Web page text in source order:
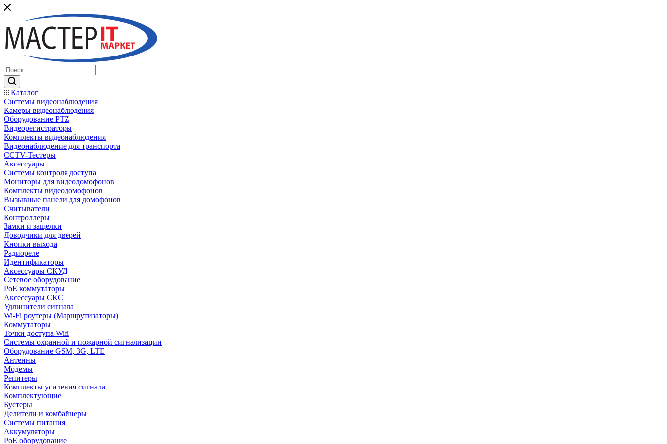
Каталог
Системы видеонаблюдения
Камеры видеонаблюдения
Оборудование PTZ
Видеорегистраторы
Комплекты видеонаблюдения
Видеонаблюдение для транспорта
CCTV-Тестеры
Аксессуары
Системы контроля доступа
Мониторы для видеодомофонов
Комплекты видеодомофонов
Вызывные панели для домофонов
Считыватели
Контроллеры
Замки и защелки
Доводчики для дверей
Кнопки выхода
Радиореле
Идентификаторы
Аксессуары СКУД
Сетевое оборудование
PoE коммутаторы
Аксессуары СКС
Удлинители сигнала
Wi-Fi роутеры (Маршрутизаторы)
Коммутаторы
Точки доступа Wifi
Системы охранной и пожарной сигнализации
Оборудование GSM, 3G, LTE
Антенны
Модемы
Репитеры
Комплекты усиления сигнала
Комплектующие
Бустеры
Делители и комбайнеры
Системы питания
Аккумуляторы
PoE оборудование